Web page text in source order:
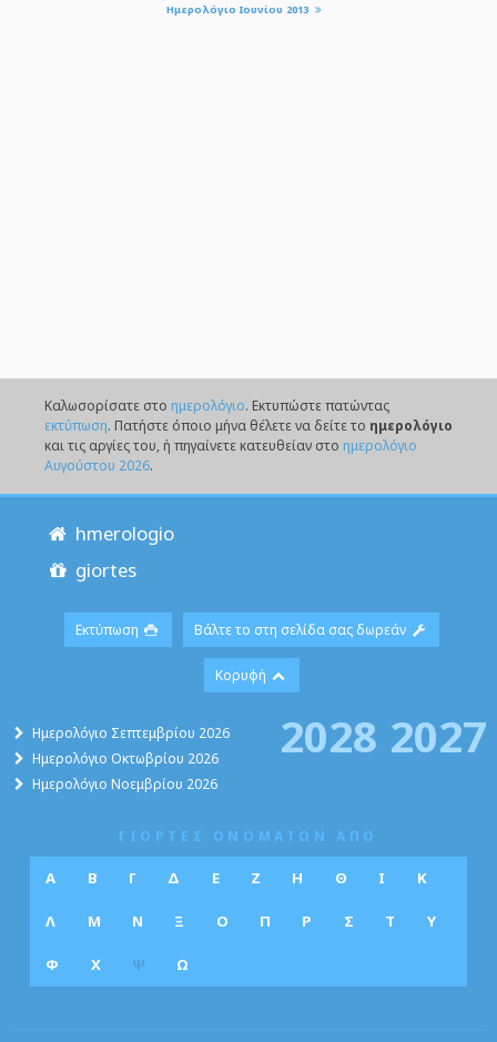
Ημερολόγιο Ιουνίου 2013
Καλωσορίσατε στο ημερολόγιο. Eκτυπώστε πατώντας
εκτύπωση. Πατήστε όποιο μήνα θέλετε να δείτε το ημερολόγιο
και τις αργίες του, ή πηγαίνετε κατευθείαν στο ημερολόγιο
Αυγούστου 2026.
hmerologio
giortes
Εκτύπωση Βάλτε το στη σελίδα σας δωρεάν
Κορυφή
Ημερολόγιο Σεπτεμβρίου 2026
Ημερολόγιο Οκτωβρίου 2026
Ημερολόγιο Νοεμβρίου 2026
2027
2028
ΓΙΟΡΤΕΣ ΟΝΟΜΑΤΩΝ ΑΠΟ
Α Β Γ Δ Ε Ζ Η Θ Ι Κ
Λ Μ Ν Ξ Ο Π Ρ Σ Τ Υ
Φ Χ Ψ Ω